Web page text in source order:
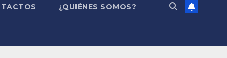
¿QUIÉNES SOMOS?